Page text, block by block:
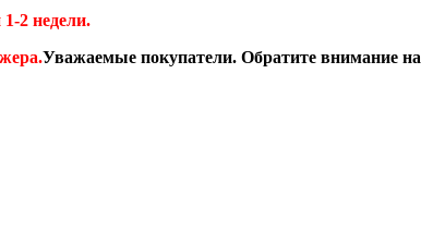
2 недели.
Уважаемые покупатели. Обратите внимание на